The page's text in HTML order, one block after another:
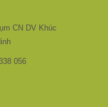
CN DV Khúc
056